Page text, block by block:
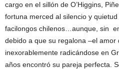
cargo en el sillón de O’Higgins,
fortuna merced al silencio y
facilongos chilenos…aunque, sin
debido a que su regalona –el amor
inexorablemente radicándose en
años encontró su pareja perfecta.